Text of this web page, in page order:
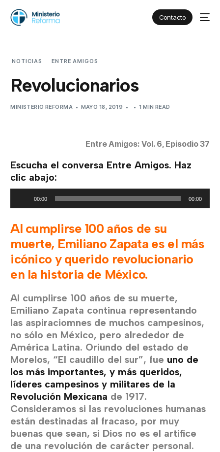
Contacto
NOTICIAS ENTRE AMIGOS
Revolucionarios
MINISTERIO REFORMA MAYO 18, 2019 1 MIN READ
Entre Amigos: Vol. 6, Episodio 37
Escucha el conversa Entre Amigos. Haz
clic abajo:
00:00 00:00
Al cumplirse 100 años de su
muerte, Emiliano Zapata es el más
icónico y querido revolucionario
en la historia de México.
Al cumplirse 100 años de su muerte,
Emiliano Zapata continua representando
las aspiraciomnes de muchos campesinos,
no sólo en México, pero alrededor de
América Latina. Oriundo del estado de
Morelos, “El caudillo del sur”, fue uno de
los más importantes, y más queridos,
líderes campesinos y militares de la
Revolución Mexicana de 1917.
Consideramos si las revoluciones humanas
están destinadas al fracaso, por muy
buenas que sean, si Dios no es el artifice
de una revolución de carácter personal.